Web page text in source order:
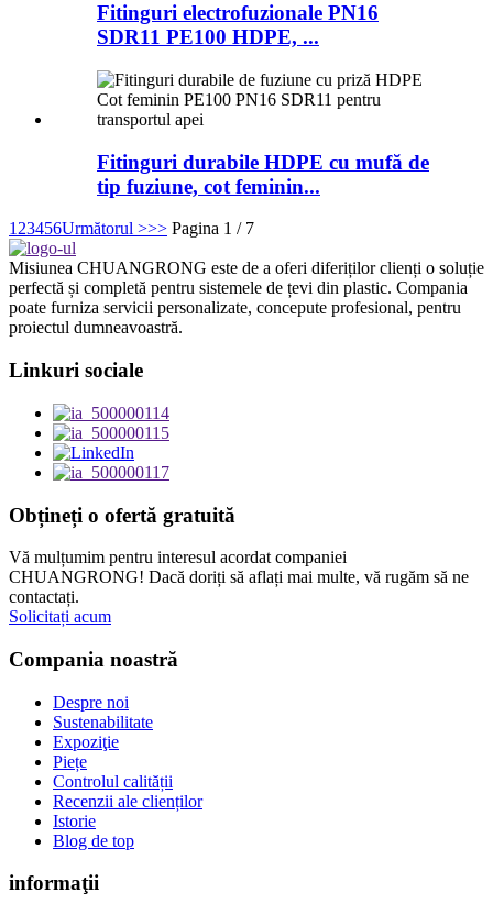
Fitinguri electrofuzionale PN16
SDR11 PE100 HDPE, ...
Fitinguri durabile HDPE cu mufă de
tip fuziune, cot feminin...
123456Următorul >>> Pagina 1 / 7
Misiunea CHUANGRONG este de a oferi diferiților clienți o soluție
perfectă și completă pentru sistemele de țevi din plastic. Compania
poate furniza servicii personalizate, concepute profesional, pentru
proiectul dumneavoastră.
Linkuri sociale
Obțineți o ofertă gratuită
Vă mulțumim pentru interesul acordat companiei
CHUANGRONG! Dacă doriți să aflați mai multe, vă rugăm să ne
contactați.
Solicitați acum
Compania noastră
Despre noi
Sustenabilitate
Expoziţie
Piețe
Controlul calității
Recenzii ale clienților
Istorie
Blog de top
informaţii